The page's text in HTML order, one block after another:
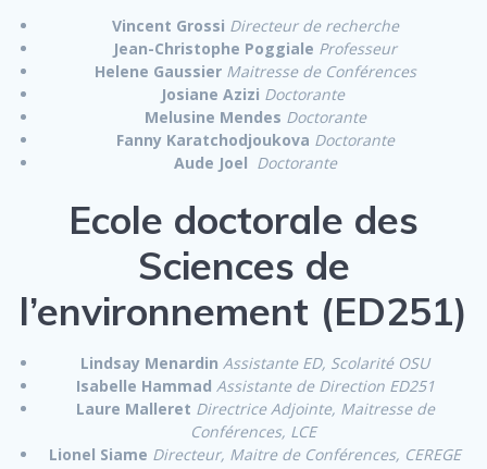
Vincent Grossi Directeur de recherche
Jean-Christophe Poggiale Professeur
Helene Gaussier Maitresse de Conférences
Josiane Azizi Doctorante
Melusine Mendes Doctorante
Fanny Karatchodjoukova Doctorante
Aude Joel Doctorante
Ecole doctorale des
Sciences de
l’environnement (ED251)
Lindsay Menardin Assistante ED, Scolarité OSU
Isabelle Hammad Assistante de Direction ED251
Laure Malleret Directrice Adjointe, Maitresse de
Conférences, LCE
Lionel Siame Directeur, Maitre de Conférences, CEREGE